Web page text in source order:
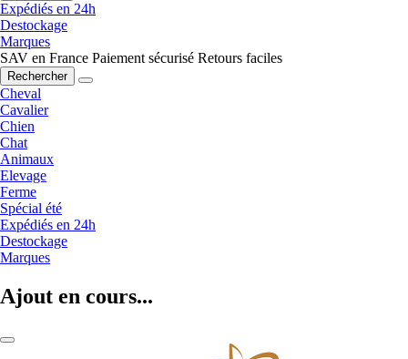
Expédiés en 24h
Destockage
Marques
SAV en France Paiement sécurisé Retours faciles
Rechercher
Cheval
Cavalier
Chien
Chat
Animaux
Elevage
Ferme
Spécial été
Expédiés en 24h
Destockage
Marques
Ajout en cours...